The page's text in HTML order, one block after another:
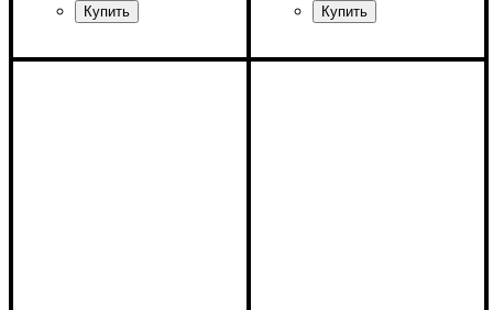
Ширина: 90 см
Ширина: 90 см